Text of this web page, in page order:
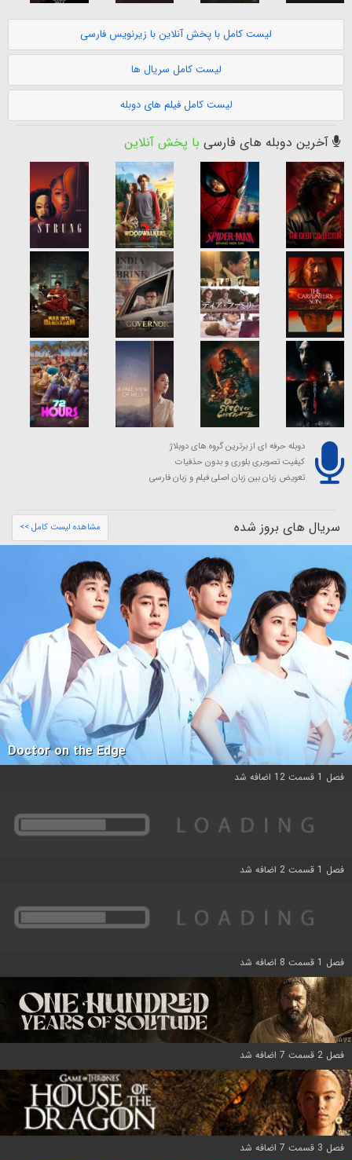
لیست کامل با پخش آنلاین با زیرنویس فارسی
لیست کامل سریال ها
لیست کامل فیلم های دوبله
آخرین دوبله های فارسی با پخش آنلاین
دوبله حرفه ای از برترین گروه های دوبلاژ
کیفیت تصویری بلوری و بدون حذفیات
تعویض زبان بین زبان اصلی فیلم و زبان فارسی
سریال های بروز شده مشاهده لیست کامل >>
Doctor on the Edge
فصل 1 قسمت 12 اضافه شد
فصل 1 قسمت 2 اضافه شد
فصل 1 قسمت 8 اضافه شد
فصل 2 قسمت 7 اضافه شد
فصل 3 قسمت 7 اضافه شد